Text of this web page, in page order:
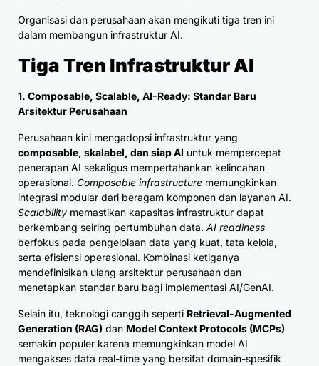
Organisasi dan perusahaan akan mengikuti tiga tren ini
dalam membangun infrastruktur AI.
Tiga Tren Infrastruktur AI
1. Composable, Scalable, AI-Ready: Standar Baru
Arsitektur Perusahaan
Perusahaan kini mengadopsi infrastruktur yang
composable, skalabel, dan siap AI untuk mempercepat
penerapan AI sekaligus mempertahankan kelincahan
operasional. Composable infrastructure memungkinkan
integrasi modular dari beragam komponen dan layanan AI.
Scalability memastikan kapasitas infrastruktur dapat
berkembang seiring pertumbuhan data. AI readiness
berfokus pada pengelolaan data yang kuat, tata kelola,
serta efisiensi operasional. Kombinasi ketiganya
mendefinisikan ulang arsitektur perusahaan dan
menetapkan standar baru bagi implementasi AI/GenAI.
Selain itu, teknologi canggih seperti Retrieval-Augmented
Generation (RAG) dan Model Context Protocols (MCPs)
semakin populer karena memungkinkan model AI
mengakses data real-time yang bersifat domain-spesifik